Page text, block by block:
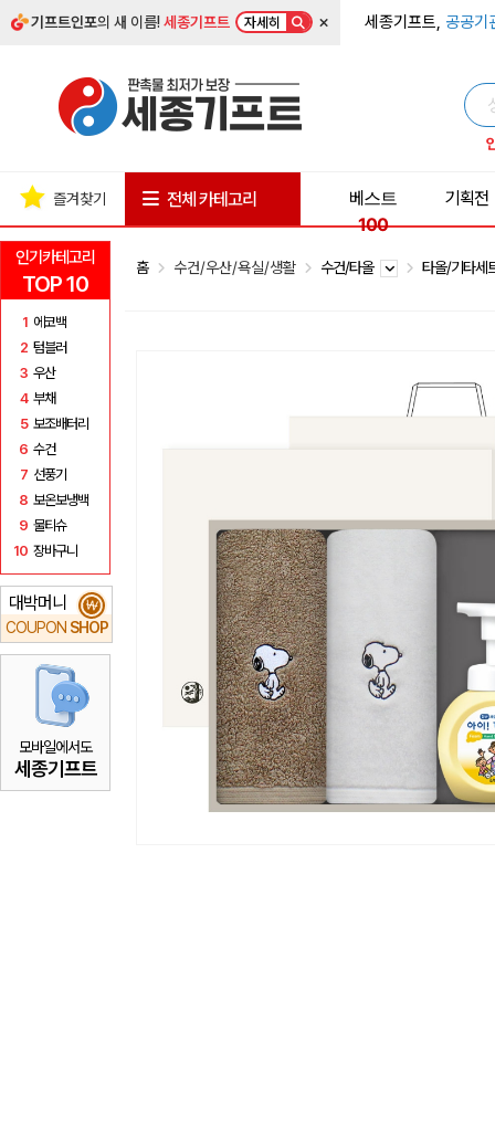
기프트인포의 새 이름!세종기프트 자세히 × 세종기프트, 공공기
인기카테고리
TOP 10
1 에코백
2 텀블러
3 우산
4 부채
5 보조배터리
6 수건
7 선풍기
8 보온보냉백
9 물티슈
10 장바구니
대박머니
COUPON SHOP
₩
모바일에서도
세종기프트
즐겨찾기 전체 카테고리
베스트
100
기획전
홈 수건/우산/욕실/생활 수건/타올 타올/기타